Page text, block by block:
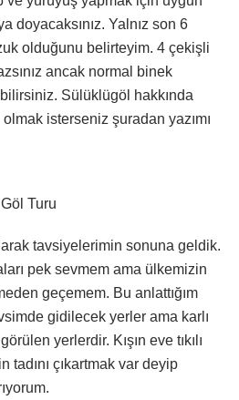
doyacaksınız. Yalnız son 6
olduğunu belirteyim. 4 çekişli
ancak normal binek
Sülüklügöl hakkında
isterseniz şuradan yazımı
Turu
tavsiyelerimin sonuna geldik.
pek sevmem ama ülkemizin
geçemem. Bu anlattığım
gidilecek yerler ama karlı
yerlerdir. Kışın eve tıkılı
tadını çıkartmak var deyip